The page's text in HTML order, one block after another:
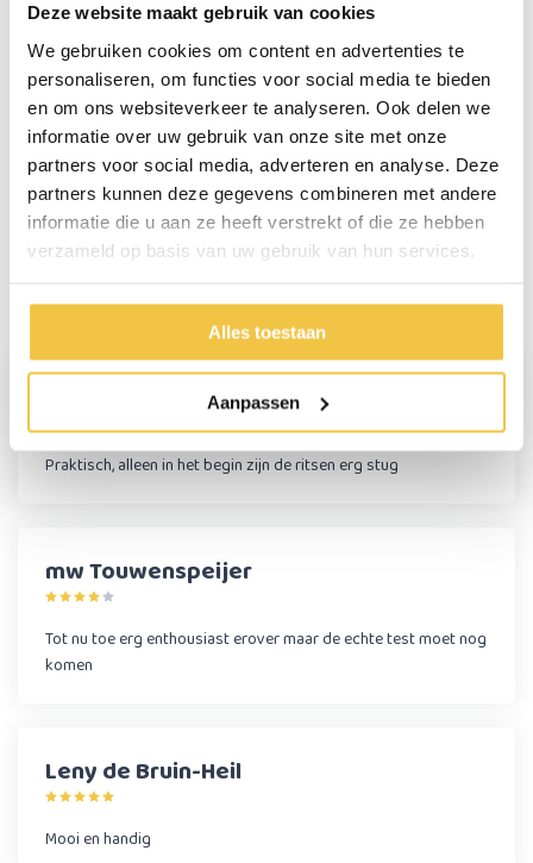
Deze website maakt gebruik van cookies
We gebruiken cookies om content en advertenties te
personaliseren, om functies voor social media te bieden
en om ons websiteverkeer te analyseren. Ook delen we
informatie over uw gebruik van onze site met onze
partners voor social media, adverteren en analyse. Deze
partners kunnen deze gegevens combineren met andere
informatie die u aan ze heeft verstrekt of die ze hebben
verzameld op basis van uw gebruik van hun services.
Alles toestaan
Aanpassen
Belangrijkste eigenschappen:
Kleur: grijs
Makkelijk te bevestigen
Ook te gebruiken als rugzak
Persoonlijk advies
Start chat
Reviews
Praktisch, alleen in het begin zijn de ritsen erg stug
mw Touwenspeijer
Tot nu toe erg enthousiast erover maar de echte test moet nog
komen
Leny de Bruin-Heil
Mooi en handig